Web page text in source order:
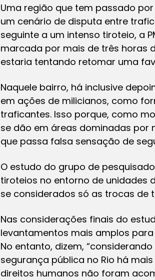
Uma região que tem passado
um cenário de disputa entre
seguinte a um intenso tiroteio, a
marcada por mais de três horas
estaria tentando retomar uma
Naquele bairro, há inclusive
em ações de milicianos, como
traficantes. Isso porque, como
se dão em áreas dominadas por
que passa falsa sensação de
O estudo do grupo de
tiroteios no entorno de unidades
se considerados só as trocas de
Nas considerações finais do
levantamentos mais amplos
No entanto, dizem,
segurança pública no Rio há
direitos humanos não foram